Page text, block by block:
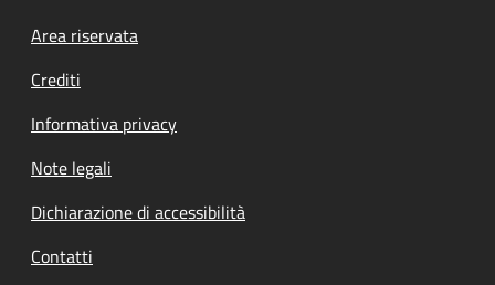
Footer menu
Area riservata
Crediti
Informativa privacy
Note legali
Dichiarazione di accessibilità
Contatti